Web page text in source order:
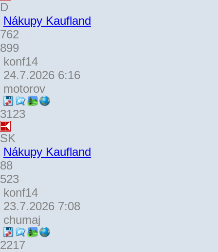
D
Nákupy Kaufland
762
899
konf14
24.7.2026 6:16
motorov
3123
SK
Nákupy Kaufland
88
523
konf14
23.7.2026 7:08
chumaj
2217